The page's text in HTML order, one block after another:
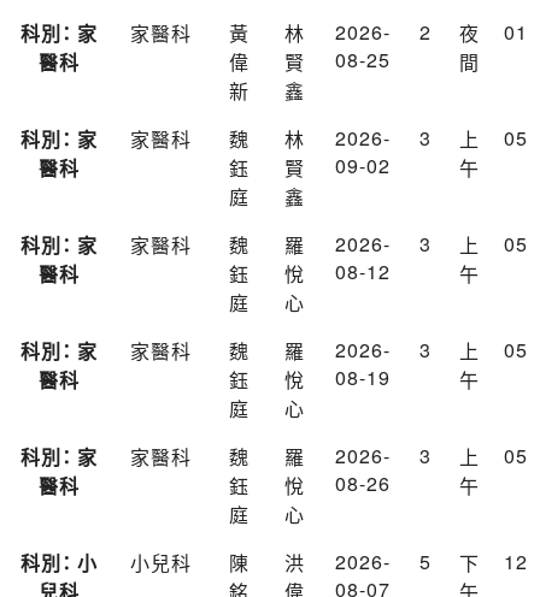
科別： 家
醫科
家醫科
黃
偉
新
林
賢
鑫
2026-
08-25
2
夜
間
01
科別： 家
醫科
家醫科
魏
鈺
庭
林
賢
鑫
2026-
09-02
3
上
午
05
科別： 家
醫科
家醫科
魏
鈺
庭
羅
悅
心
2026-
08-12
3
上
午
05
科別： 家
醫科
家醫科
魏
鈺
庭
羅
悅
心
2026-
08-19
3
上
午
05
科別： 家
醫科
家醫科
魏
鈺
庭
羅
悅
心
2026-
08-26
3
上
午
05
科別： 小
小兒科
陳
洪
2026-
08-07
5
下
12